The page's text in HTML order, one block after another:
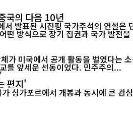
국의 다음 10년
발표된 시진핑 국가주석의 연설
떤 방식으로 장기 집권과 국가 발전을
가 미국에서 공개 활동을 벌였다는
를 앞세운 선동이었다. 민주주의...
편지'
봉과 동시에 큰 관심을 모으며 해외 화교